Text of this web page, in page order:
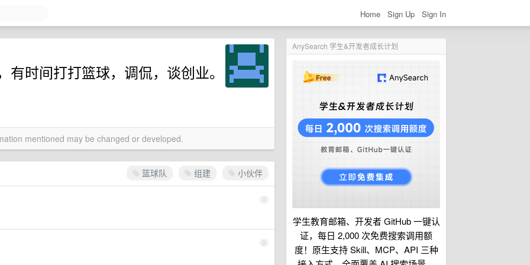
Home Sign Up Sign In
AnySearch 学生&开发者成长计划
学生教育邮箱、开发者 GitHub 一键认
证，每日 2,000 次免费搜索调用额
度！原生支持 Skill、MCP、API 三种
时间打打篮球，调侃，谈创业。
mentioned may be changed or developed.
篮球队 组建 小伙伴
1
2